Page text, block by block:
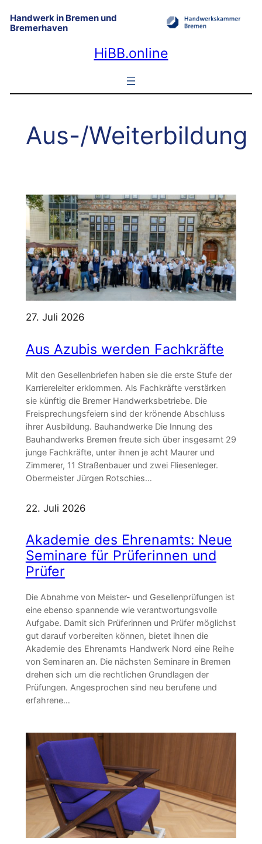
Zum
Inhalt
Handwerk in Bremen und
Bremerhaven
HiBB.online
Aus-/Weiterbildung
27. Juli 2026
Aus Azubis werden Fachkräfte
Mit den Gesellenbriefen haben sie die erste Stufe der
Karriereleiter erklommen. Als Fachkräfte verstärken
sie künftig die Bremer Handwerksbetriebe. Die
Freisprechungsfeiern sind der krönende Abschluss
ihrer Ausbildung. Bauhandwerke Die Innung des
Bauhandwerks Bremen freute sich über insgesamt 29
junge Fachkräfte, unter ihnen je acht Maurer und
Zimmerer, 11 Straßenbauer und zwei Fliesenleger.
Obermeister Jürgen Rotschies…
22. Juli 2026
Akademie des Ehrenamts: Neue
Seminare für Prüferinnen und
Prüfer
Die Abnahme von Meister- und Gesellenprüfungen ist
eine ebenso spannende wie verantwortungsvolle
Aufgabe. Damit sich Prüferinnen und Prüfer möglichst
gut darauf vorbereiten können, bietet ihnen die
Akademie des Ehrenamts Handwerk Nord eine Reihe
von Seminaren an. Die nächsten Seminare in Bremen
drehen sich um die rechtlichen Grundlagen der
Prüfungen. Angesprochen sind neu berufene und
erfahrene…